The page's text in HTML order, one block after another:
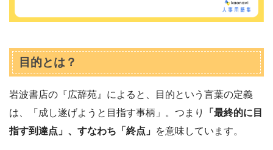
目的とは？
岩波書店の『広辞苑』によると、目的という言葉の定義
は、「成し遂げようと目指す事柄」。つまり
「最終的に目
指す到達点」、すなわち「終点」 を意味しています。